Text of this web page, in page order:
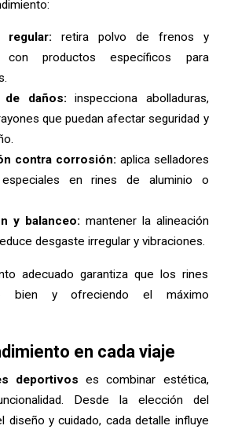
regular: retira polvo de frenos y
con productos específicos para
de daños: inspecciona abolladuras,
que puedan afectar seguridad y
contra corrosión: aplica selladores
en rines de aluminio o
y balanceo: mantener la alineación
desgaste irregular y vibraciones.
adecuado garantiza que los rines
bien y ofreciendo el máximo
en cada viaje
deportivos es combinar estética,
Desde la elección del
diseño y cuidado, cada detalle influye